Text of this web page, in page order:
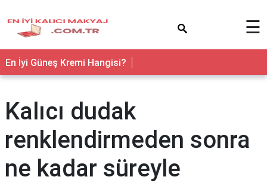
☰
En İyi Güneş Kremi Hangisi?
Kalıcı dudak
renklendirmeden sonra
ne kadar süreyle